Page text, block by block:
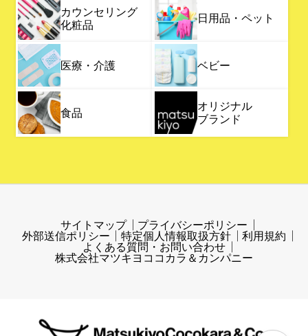
カウンセリング
化粧品
日用品・ペット
医療・介護 ベビー
食品
オリジナル
ブランド
サイトマップ
プライバシーポリシー
外部送信ポリシー
特定個人情報取扱方針
利用規約
よくある質問・お問い合わせ
株式会社マツキヨココカラ＆カンパニー